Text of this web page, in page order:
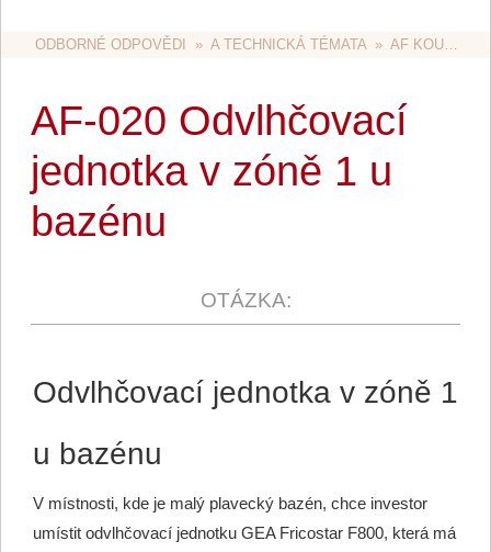
ODBORNÉ ODPOVĚDI
  »
A TECHNICKÁ TÉMATA
  »
AF KOUPELNY A BAZÉNY
AF-020 Odvlhčovací
jednotka v zóně 1 u
bazénu
Odvlhčovací jednotka v zóně 1
u bazénu
V místnosti, kde je malý plavecký bazén, chce investor
umístit odvlhčovací jednotku GEA Fricostar F800, která má